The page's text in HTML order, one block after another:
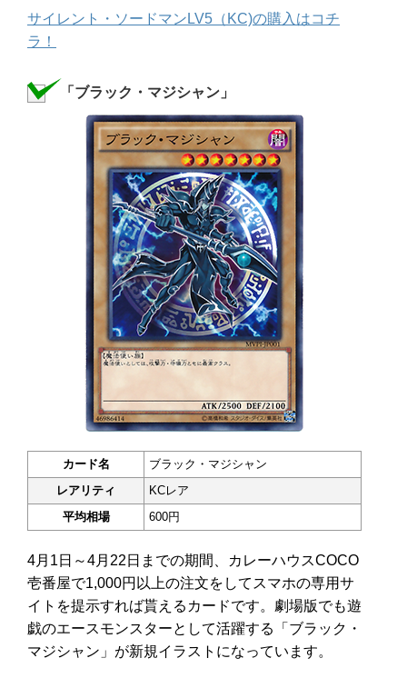
サイレント・ソードマンLV5（KC)の購入はコチ
ラ！
「ブラック・マジシャン」
カード名
ブラック・マジシャン
レアリティ
KCレア
平均相場
600円
4月1日～4月22日までの期間、カレーハウスCOCO
壱番屋で1,000円以上の注文をしてスマホの専用サ
イトを提示すれば貰えるカードです。劇場版でも遊
戯のエースモンスターとして活躍する「ブラック・
マジシャン」が新規イラストになっています。